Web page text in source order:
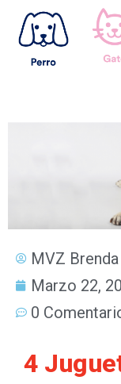
MVZ
Marzo 22,
0
4